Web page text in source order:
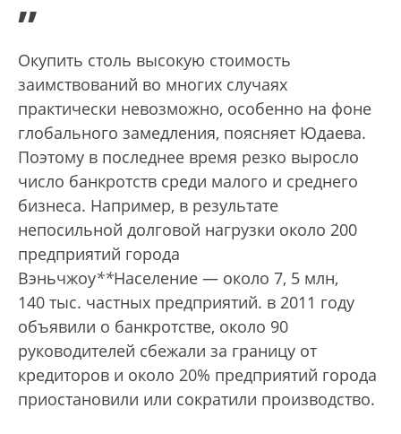
”
Окупить столь высокую стоимость
заимствований во многих случаях
практически невозможно, особенно на фоне
глобального замедления, поясняет Юдаева.
Поэтому в последнее время резко выросло
число банкротств среди малого и среднего
бизнеса. Например, в результате
непосильной долговой нагрузки около 200
предприятий города
Вэньчжоу**Население — около 7, 5 млн,
140 тыс. частных предприятий. в 2011 году
объявили о банкротстве, около 90
руководителей сбежали за границу от
кредиторов и около 20% предприятий города
приостановили или сократили производство.